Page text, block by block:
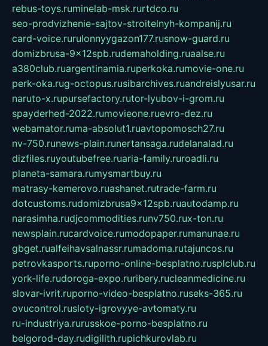
rebus-toys.ruminelab-msk.rurtdco.ru
seo-prodvizhenie-sajtov-stroitelnyh-kompanij.ru
card-voice.rurulonnyygazon177.rusnow-guard.ru
domizbrusa-9x12spb.rudemaholding.ruaalse.ru
a380club.ruargentinamia.ruperkoka.rumovie-one.ru
perk-oka.rug-octopus.rusibarchives.ruandreislyusar.ru
naruto-x.rupursefactory.rutor-lyubov-i-grom.ru
spayderhed-2022.rumovieone.ruevro-dez.ru
webamator.ruma-absolut1.ruavtopomosch27.ru
nv-750.runews-plain.runertansaga.rudelanalad.ru
dizfiles.ruyoutubefree.ruaria-family.ruroadli.ru
planeta-samara.rumysmartbuy.ru
matrasy-kemerovo.ruashanet.rutrade-farm.ru
dotcustoms.rudomizbrusa9x12spb.ruautodamp.ru
narasimha.rudjcommodities.runv750.rux-ton.ru
newsplain.rucardvoice.rumodopaper.rumanunae.ru
gbget.rualfeihavsalnassr.rumadoma.rutajuncos.ru
petrovkasports.ruporno-online-besplatno.rusplclub.ru
york-life.rudoroga-expo.ruribery.rucleanmedicine.ru
slovar-ivrit.ruporno-video-besplatno.ruseks-365.ru
ovucontrol.rusloty-igrovyye-avtomaty.ru
ru-industriya.rurusskoe-porno-besplatno.ru
belgorod-day.rudigilith.rupichkurovlab.ru